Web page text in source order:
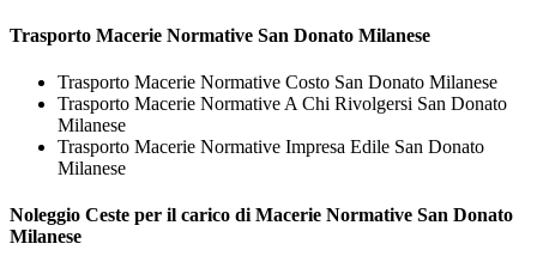
Trasporto Macerie Normative San Donato Milanese
Trasporto Macerie Normative Costo San Donato Milanese
Trasporto Macerie Normative A Chi Rivolgersi San Donato
Milanese
Trasporto Macerie Normative Impresa Edile San Donato
Milanese
Noleggio Ceste per il carico di Macerie Normative San Donato
Milanese